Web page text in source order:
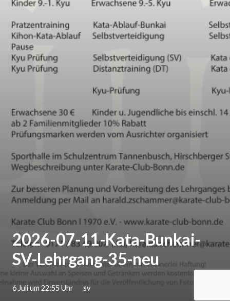
2026-07-11-Kata-Bunkai-
SV-Lehrgang-35-neu
6 Juli um 22:55 Uhr sv